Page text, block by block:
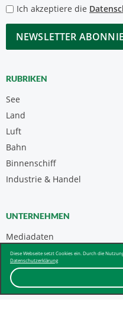
Diese Webseite setzt Cookies ein. Durch die
Datenschutzerklärung
*
Ich akzeptiere die
CAPTCHA
RUBRIKEN
See
Land
Luft
Bahn
Binnenschiff
Industrie & Handel
UNTERNEHMEN
Mediadaten
Kontakt
Über uns & AGB